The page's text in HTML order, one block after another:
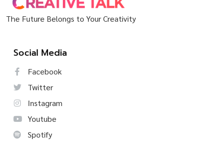
The Future Belongs to Your Creativity
Social Media
Facebook
Twitter
Instagram
Youtube
Spotify